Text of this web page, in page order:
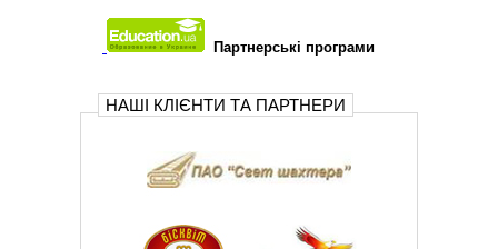
Партнерські програми
НАШІ КЛІЄНТИ ТА ПАРТНЕРИ